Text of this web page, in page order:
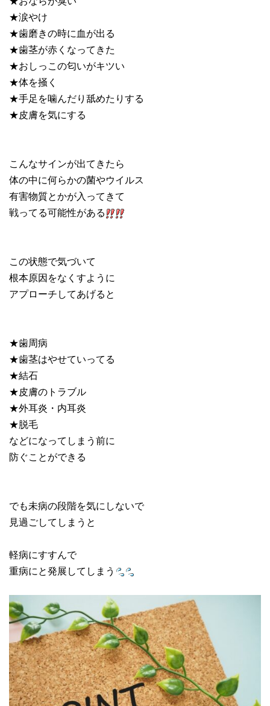
★涙やけ
★歯磨きの時に血が出る
★歯茎が赤くなってきた
★おしっこの匂いがキツい
★体を掻く
★手足を噛んだり舐めたりする
★皮膚を気にする
こんなサインが出てきたら
体の中に何らかの菌やウイルス
有害物質とかが入ってきて
戦ってる可能性がある
この状態で気づいて
根本原因をなくすように
アプローチしてあげると
★歯周病
★歯茎はやせていってる
★結石
★皮膚のトラブル
★外耳炎・内耳炎
★脱毛
などになってしまう前に
防ぐことができる
でも未病の段階を気にしないで
見過ごしてしまうと
軽病にすすんで
重病にと発展してしまう